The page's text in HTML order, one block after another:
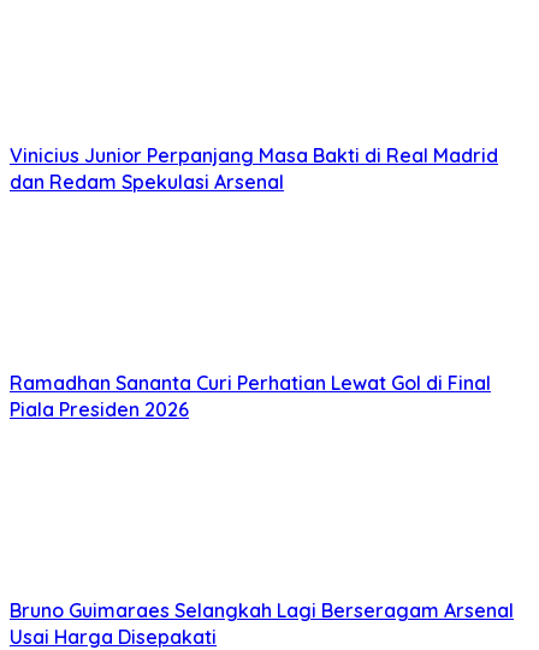
Vinicius Junior Perpanjang Masa Bakti di Real Madrid
dan Redam Spekulasi Arsenal
Ramadhan Sananta Curi Perhatian Lewat Gol di Final
Piala Presiden 2026
Bruno Guimaraes Selangkah Lagi Berseragam Arsenal
Usai Harga Disepakati